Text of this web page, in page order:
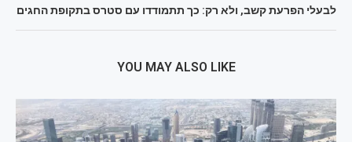
לבעלי הפרעת קשב, ולא רק: כך תתמודדו עם סטרס בתקופת החגים
YOU MAY ALSO LIKE